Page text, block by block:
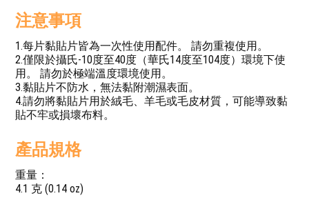
注意事項
1.每片黏貼片皆為一次性使用配件。 請勿重複使用。
2.僅限於攝氏-10度至40度（華氏14度至104度）環境下使
用。 請勿於極端溫度環境使用。
3.黏貼片不防水，無法黏附潮濕表面。
4.請勿將黏貼片用於絨毛、羊毛或毛皮材質，可能導致黏
貼不牢或損壞布料。
產品規格
重量：
4.1 克 (0.14 oz)